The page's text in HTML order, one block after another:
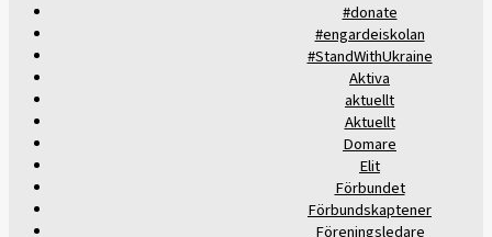
#donate
#engardeiskolan
#StandWithUkraine
Aktiva
aktuellt
Aktuellt
Domare
Elit
Förbundet
Förbundskaptener